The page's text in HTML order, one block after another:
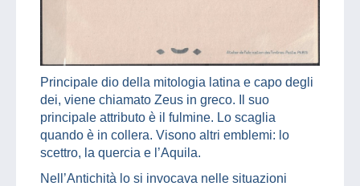
Principale dio della mitologia latina e capo degli
dei, viene chiamato Zeus in greco. Il suo
principale attributo è il fulmine. Lo scaglia
quando è in collera. Visono altri emblemi: lo
scettro, la quercia e l’Aquila.
Nell’Antichità lo si invocava nelle situazioni